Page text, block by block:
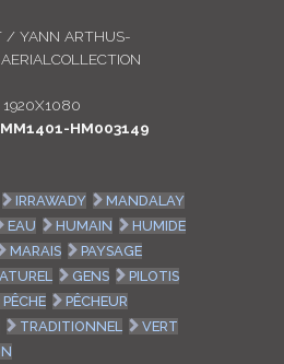
/ YANN ARTHUS-
1920X1080
MM1401-HM003149
IRRAWADY
MANDALAY
EAU HUMAIN
HUMIDE
MARAIS
PAYSAGE
GENS
PILOTIS
PÊCHE
PÊCHEUR
TRADITIONNEL
VERT